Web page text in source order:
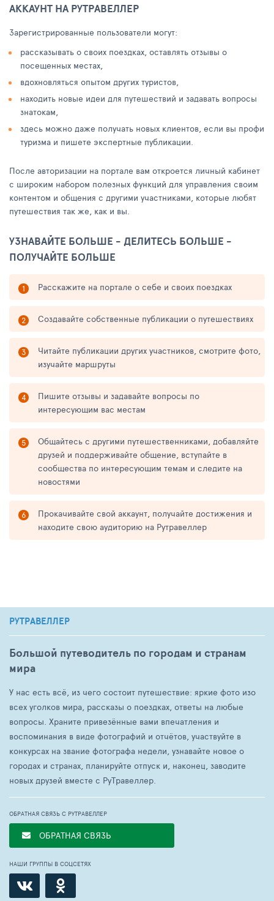
АККАУНТ НА РУТРАВЕЛЛЕР
Зарегистрированные пользователи могут:
рассказывать о своих поездках, оставлять отзывы о
посещенных местах,
вдохновляться опытом других туристов,
находить новые идеи для путешествий и задавать вопросы
знатокам,
здесь можно даже получать новых клиентов, если вы профи
туризма и пишете экспертные публикации.
После авторизации на портале вам откроется личный кабинет
с широким набором полезных функций для управления своим
контентом и общения с другими участниками, которые любят
путешествия так же, как и вы.
УЗНАВАЙТЕ БОЛЬШЕ - ДЕЛИТЕСЬ БОЛЬШЕ -
ПОЛУЧАЙТЕ БОЛЬШЕ
Расскажите на портале о себе и своих поездках
Создавайте собственные публикации о путешествиях
Читайте публикации других участников, смотрите фото,
изучайте маршруты
Пишите отзывы и задавайте вопросы по
интересующим вас местам
Общайтесь с другими путешественниками, добавляйте
друзей и поддерживайте общение, вступайте в
сообщества по интересующим темам и следите на
новостями
Прокачивайте свой аккаунт, получайте достижения и
находите свою аудиторию на Рутравеллер
РУТРАВЕЛЛЕР
Большой путеводитель по городам и странам
мира
У нас есть всё, из чего состоит путешествие: яркие фото изо
всех уголков мира, рассказы о поездках, ответы на любые
вопросы. Храните привезённые вами впечатления и
воспоминания в виде фотографий и отчётов, участвуйте в
конкурсах на звание фотографа недели, узнавайте новое о
городах и странах, планируйте отпуск и, наконец, заводите
новых друзей вместе с РуТравеллер.
ОБРАТНАЯ СВЯЗЬ С РУТРАВЕЛЛЕР
ОБРАТНАЯ СВЯЗЬ
НАШИ ГРУППЫ В СОЦСЕТЯХ